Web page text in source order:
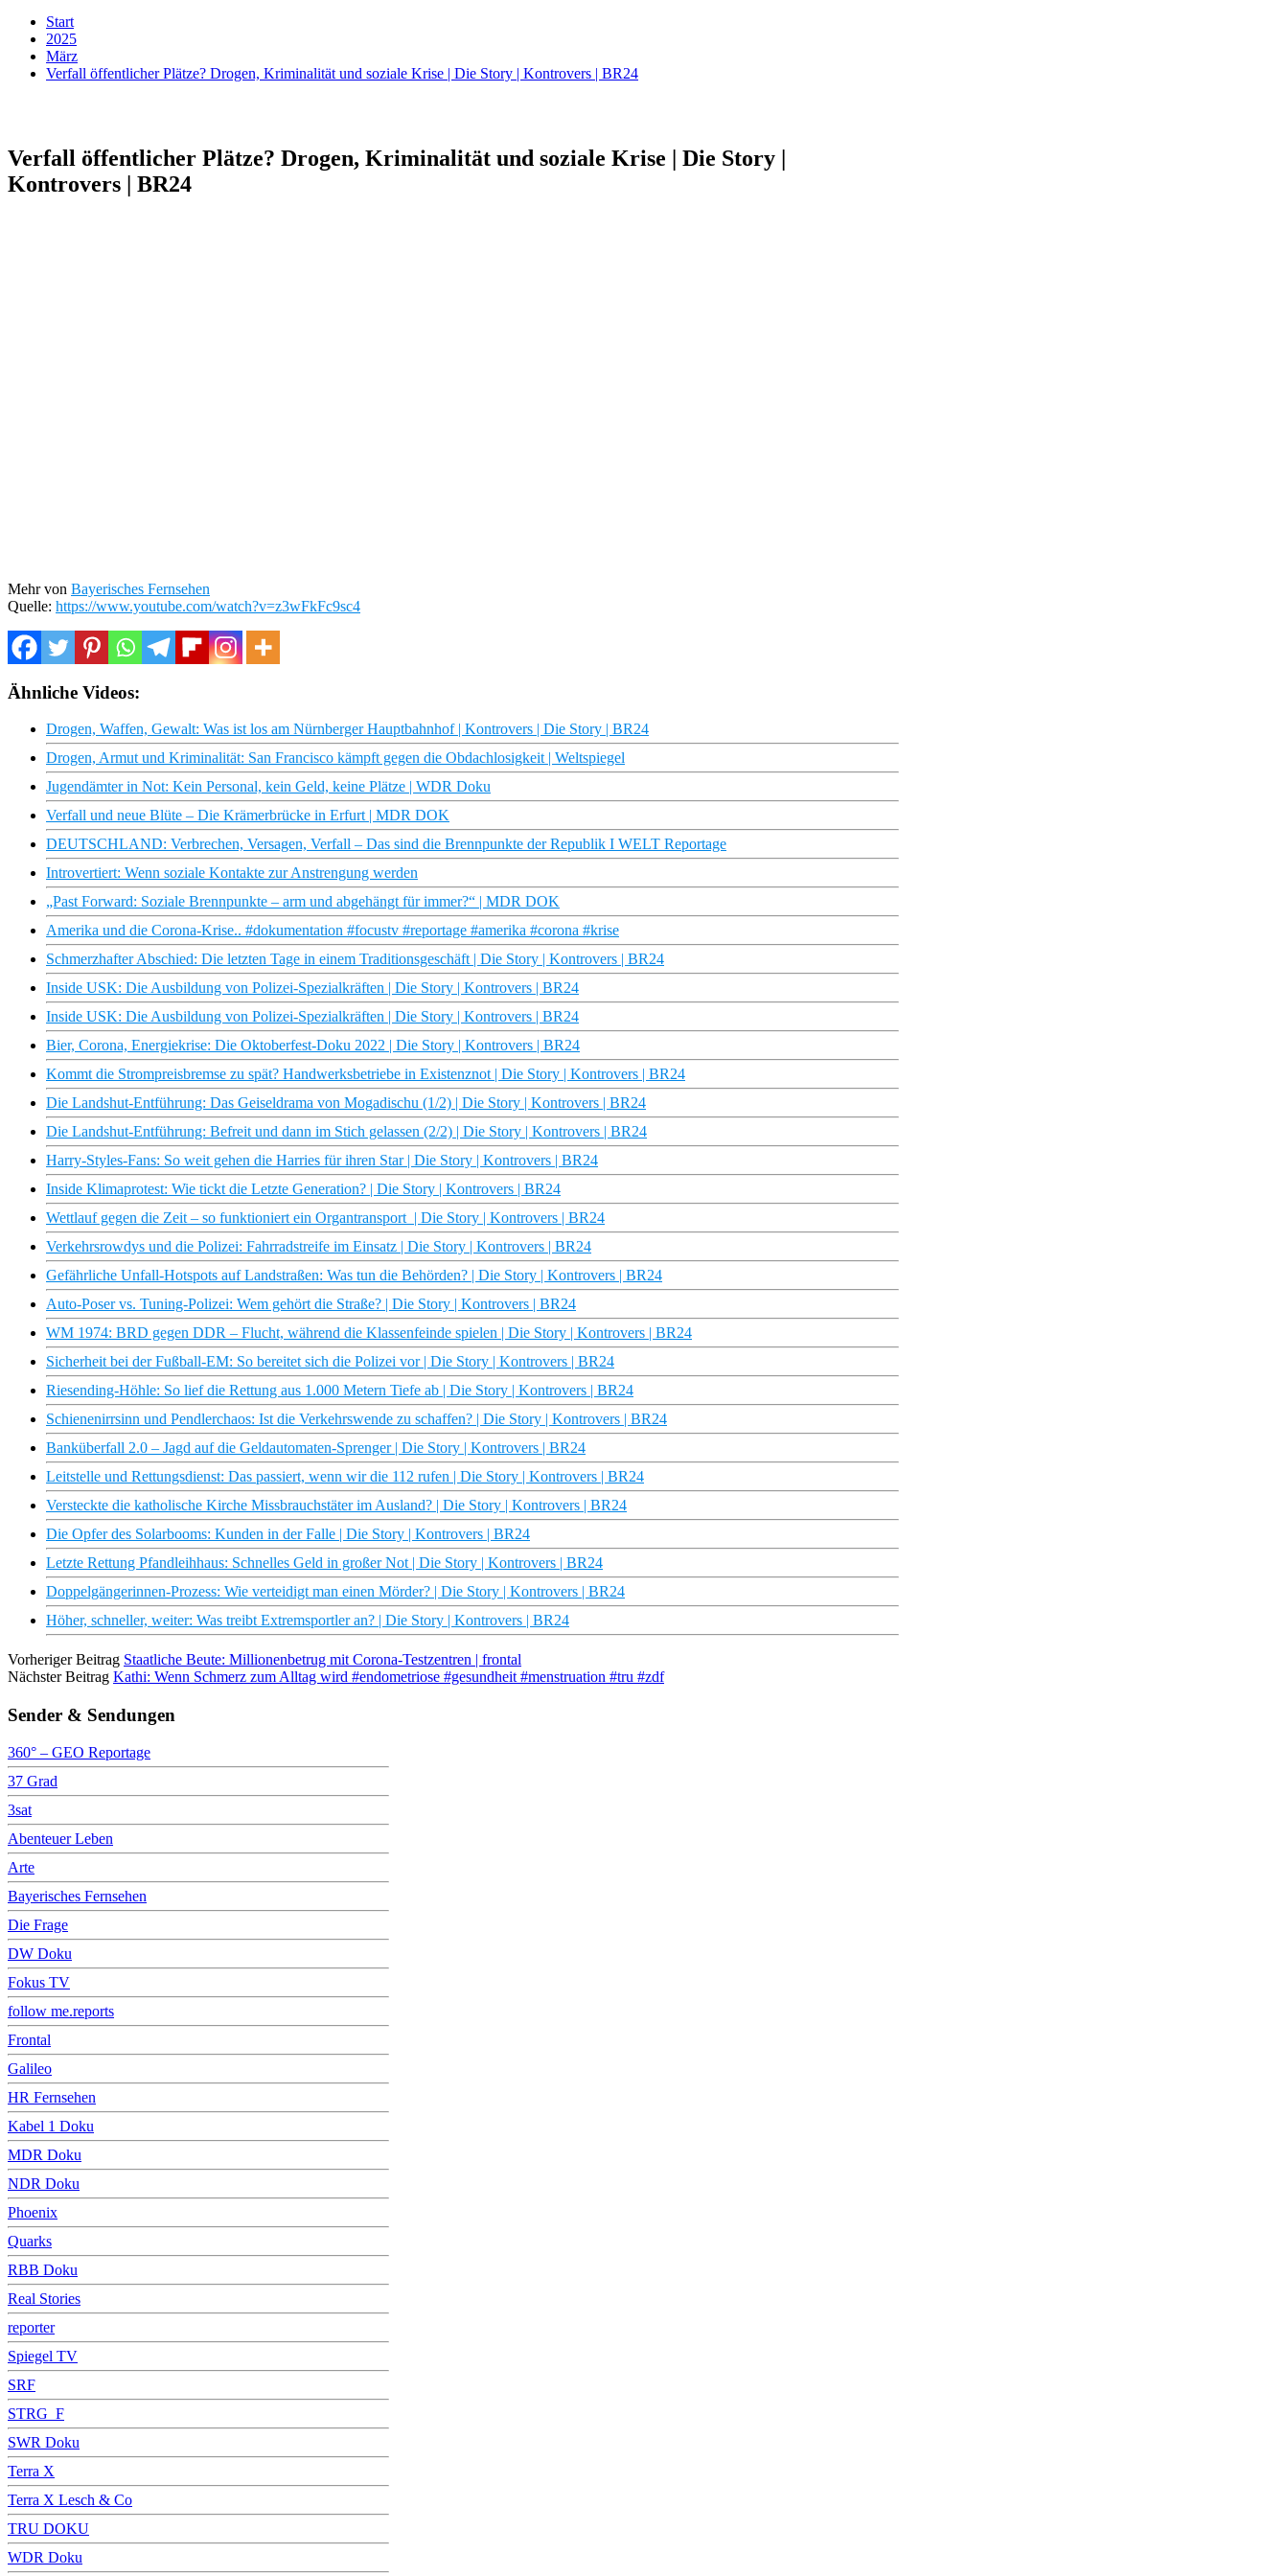
Start
2025
März
Verfall öffentlicher Plätze? Drogen, Kriminalität und soziale Krise | Die Story | Kontrovers | BR24
Verfall öffentlicher Plätze? Drogen, Kriminalität und soziale Krise | Die Story |
Kontrovers | BR24
Mehr von Bayerisches Fernsehen
Quelle: https://www.youtube.com/watch?v=z3wFkFc9sc4
Ähnliche Videos:
Drogen, Waffen, Gewalt: Was ist los am Nürnberger Hauptbahnhof | Kontrovers | Die Story | BR24
Drogen, Armut und Kriminalität: San Francisco kämpft gegen die Obdachlosigkeit | Weltspiegel
Jugendämter in Not: Kein Personal, kein Geld, keine Plätze | WDR Doku
Verfall und neue Blüte – Die Krämerbrücke in Erfurt | MDR DOK
DEUTSCHLAND: Verbrechen, Versagen, Verfall – Das sind die Brennpunkte der Republik I WELT Reportage
Introvertiert: Wenn soziale Kontakte zur Anstrengung werden
„Past Forward: Soziale Brennpunkte – arm und abgehängt für immer?“ | MDR DOK
Amerika und die Corona-Krise.. #dokumentation #focustv #reportage #amerika #corona #krise
Schmerzhafter Abschied: Die letzten Tage in einem Traditionsgeschäft | Die Story | Kontrovers | BR24
Inside USK: Die Ausbildung von Polizei-Spezialkräften | Die Story | Kontrovers | BR24
Inside USK: Die Ausbildung von Polizei-Spezialkräften | Die Story | Kontrovers | BR24
Bier, Corona, Energiekrise: Die Oktoberfest-Doku 2022 | Die Story | Kontrovers | BR24
Kommt die Strompreisbremse zu spät? Handwerksbetriebe in Existenznot | Die Story | Kontrovers | BR24
Die Landshut-Entführung: Das Geiseldrama von Mogadischu (1/2) | Die Story | Kontrovers | BR24
Die Landshut-Entführung: Befreit und dann im Stich gelassen (2/2) | Die Story | Kontrovers | BR24
Harry-Styles-Fans: So weit gehen die Harries für ihren Star | Die Story | Kontrovers | BR24
Inside Klimaprotest: Wie tickt die Letzte Generation? | Die Story | Kontrovers | BR24
Wettlauf gegen die Zeit – so funktioniert ein Organtransport | Die Story | Kontrovers | BR24
Verkehrsrowdys und die Polizei: Fahrradstreife im Einsatz | Die Story | Kontrovers | BR24
Gefährliche Unfall-Hotspots auf Landstraßen: Was tun die Behörden? | Die Story | Kontrovers | BR24
Auto-Poser vs. Tuning-Polizei: Wem gehört die Straße? | Die Story | Kontrovers | BR24
WM 1974: BRD gegen DDR – Flucht, während die Klassenfeinde spielen | Die Story | Kontrovers | BR24
Sicherheit bei der Fußball-EM: So bereitet sich die Polizei vor | Die Story | Kontrovers | BR24
Riesending-Höhle: So lief die Rettung aus 1.000 Metern Tiefe ab | Die Story | Kontrovers | BR24
Schienenirrsinn und Pendlerchaos: Ist die Verkehrswende zu schaffen? | Die Story | Kontrovers | BR24
Banküberfall 2.0 – Jagd auf die Geldautomaten-Sprenger | Die Story | Kontrovers | BR24
Leitstelle und Rettungsdienst: Das passiert, wenn wir die 112 rufen | Die Story | Kontrovers | BR24
Versteckte die katholische Kirche Missbrauchstäter im Ausland? | Die Story | Kontrovers | BR24
Die Opfer des Solarbooms: Kunden in der Falle | Die Story | Kontrovers | BR24
Letzte Rettung Pfandleihhaus: Schnelles Geld in großer Not | Die Story | Kontrovers | BR24
Doppelgängerinnen-Prozess: Wie verteidigt man einen Mörder? | Die Story | Kontrovers | BR24
Höher, schneller, weiter: Was treibt Extremsportler an? | Die Story | Kontrovers | BR24
Vorheriger Beitrag Staatliche Beute: Millionenbetrug mit Corona-Testzentren | frontal
Nächster Beitrag Kathi: Wenn Schmerz zum Alltag wird #endometriose #gesundheit #menstruation #tru #zdf
Sender & Sendungen
360° – GEO Reportage
37 Grad
3sat
Abenteuer Leben
Arte
Bayerisches Fernsehen
Die Frage
DW Doku
Fokus TV
follow me.reports
Frontal
Galileo
HR Fernsehen
Kabel 1 Doku
MDR Doku
NDR Doku
Phoenix
Quarks
RBB Doku
Real Stories
reporter
Spiegel TV
SRF
STRG_F
SWR Doku
Terra X
Terra X Lesch & Co
TRU DOKU
WDR Doku